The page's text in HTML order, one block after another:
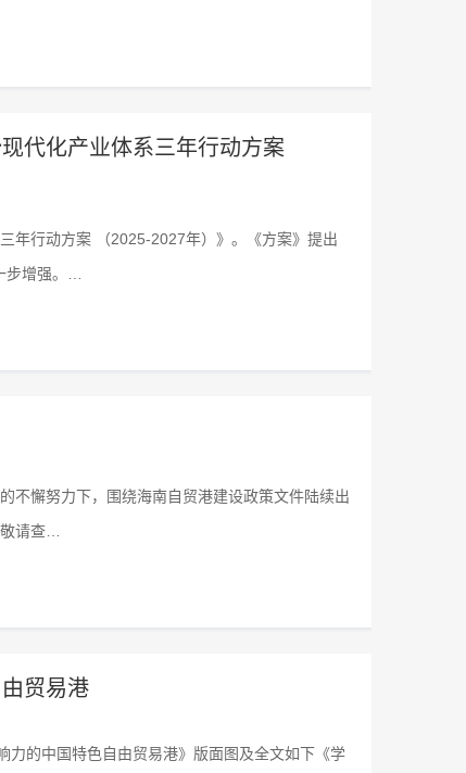
代化产业体系三年行动方案
年行动方案 （2025-2027年）》。《方案》提出
步增强。…
不懈努力下，围绕海南自贸港建设政策文件陆续出
请查…
贸易港
的中国特色自由贸易港》版面图及全文如下《学